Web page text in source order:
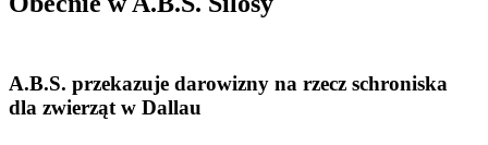
A.B.S. przekazuje darowizny na rzecz schroniska
dla zwierząt w Dallau